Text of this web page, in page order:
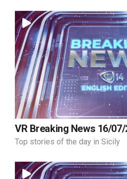
VR Breaking News 16/
Top stories of the day in Sicily